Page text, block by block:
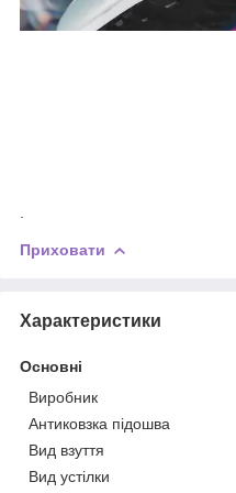
Приховати
Характеристики
Основні
Виробник
Антиковзка підошва
Вид взуття
Вид устілки